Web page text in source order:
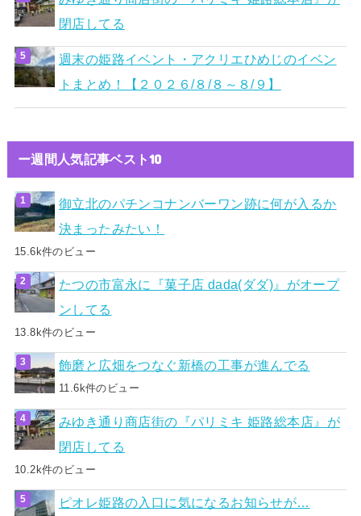
閉店してる
週末の姫路イベント・アクリエひめじのイベン
トまとめ！【２０２６/８/８～８/９】
ー週間人気記事ベスト10
御立北のパチンコナンバーワン跡に何が入るか
決まったみたい！
15.6k件のビュー
たつの市富永に『菓子店 dada(ダダ)』がオープ
ンしてる
13.8k件のビュー
飾磨と広畑をつなぐ新橋の工事が進んでる
11.6k件のビュー
みゆき通り商店街の『パリミキ 姫路総本店』が
閉店してる
10.2k件のビュー
ピオレ姫路の入口に気になるお知らせが…